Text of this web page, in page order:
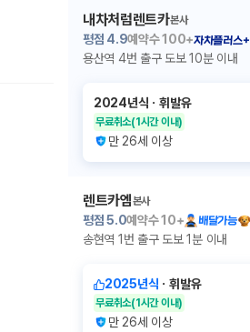
내차처럼렌트카본사
평점 4.9예약수100+자차플러스+
용산역 4번 출구 도보 10분 이내
2024년식 ㆍ휘발유
무료취소(1시간 이내)
만 26세 이상
렌트카엠본사
평점5.0예약수10+ 배달가능
송현역 1번 출구 도보 1분 이내
2025년식 ㆍ휘발유
무료취소(1시간 이내)
만 26세 이상